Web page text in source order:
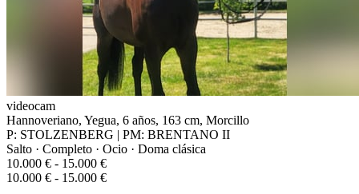
videocam
Hannoveriano, Yegua, 6 años, 163 cm, Morcillo
P: STOLZENBERG | PM: BRENTANO II
Salto · Completo · Ocio · Doma clásica
10.000 € - 15.000 €
10.000 € - 15.000 €